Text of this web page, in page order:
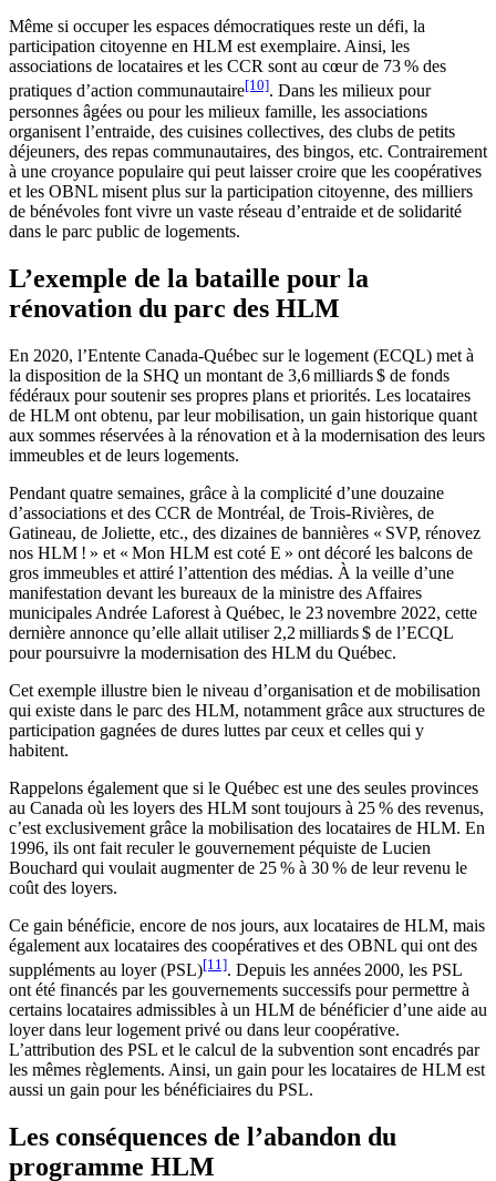
Même si occuper les espaces démocratiques reste un défi, la
participation citoyenne en HLM est exemplaire. Ainsi, les
associations de locataires et les CCR sont au cœur de 73 % des
pratiques d’action communautaire[10]. Dans les milieux pour
personnes âgées ou pour les milieux famille, les associations
organisent l’entraide, des cuisines collectives, des clubs de petits
déjeuners, des repas communautaires, des bingos, etc. Contrairement
à une croyance populaire qui peut laisser croire que les coopératives
et les OBNL misent plus sur la participation citoyenne, des milliers
de bénévoles font vivre un vaste réseau d’entraide et de solidarité
dans le parc public de logements.
L’exemple de la bataille pour la
rénovation du parc des HLM
En 2020, l’Entente Canada-Québec sur le logement (ECQL) met à
la disposition de la SHQ un montant de 3,6 milliards $ de fonds
fédéraux pour soutenir ses propres plans et priorités. Les locataires
de HLM ont obtenu, par leur mobilisation, un gain historique quant
aux sommes réservées à la rénovation et à la modernisation des leurs
immeubles et de leurs logements.
Pendant quatre semaines, grâce à la complicité d’une douzaine
d’associations et des CCR de Montréal, de Trois-Rivières, de
Gatineau, de Joliette, etc., des dizaines de bannières « SVP, rénovez
nos HLM ! » et « Mon HLM est coté E » ont décoré les balcons de
gros immeubles et attiré l’attention des médias. À la veille d’une
manifestation devant les bureaux de la ministre des Affaires
municipales Andrée Laforest à Québec, le 23 novembre 2022, cette
dernière annonce qu’elle allait utiliser 2,2 milliards $ de l’ECQL
pour poursuivre la modernisation des HLM du Québec.
Cet exemple illustre bien le niveau d’organisation et de mobilisation
qui existe dans le parc des HLM, notamment grâce aux structures de
participation gagnées de dures luttes par ceux et celles qui y
habitent.
Rappelons également que si le Québec est une des seules provinces
au Canada où les loyers des HLM sont toujours à 25 % des revenus,
c’est exclusivement grâce la mobilisation des locataires de HLM. En
1996, ils ont fait reculer le gouvernement péquiste de Lucien
Bouchard qui voulait augmenter de 25 % à 30 % de leur revenu le
coût des loyers.
Ce gain bénéficie, encore de nos jours, aux locataires de HLM, mais
également aux locataires des coopératives et des OBNL qui ont des
suppléments au loyer (PSL)[11]. Depuis les années 2000, les PSL
ont été financés par les gouvernements successifs pour permettre à
certains locataires admissibles à un HLM de bénéficier d’une aide au
loyer dans leur logement privé ou dans leur coopérative.
L’attribution des PSL et le calcul de la subvention sont encadrés par
les mêmes règlements. Ainsi, un gain pour les locataires de HLM est
aussi un gain pour les bénéficiaires du PSL.
Les conséquences de l’abandon du
programme HLM